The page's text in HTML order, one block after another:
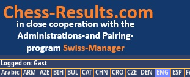
Logged on: Gast
Arabic ARM AZE BIH BUL CAT CHN CRO CZE DEN ENG ESP